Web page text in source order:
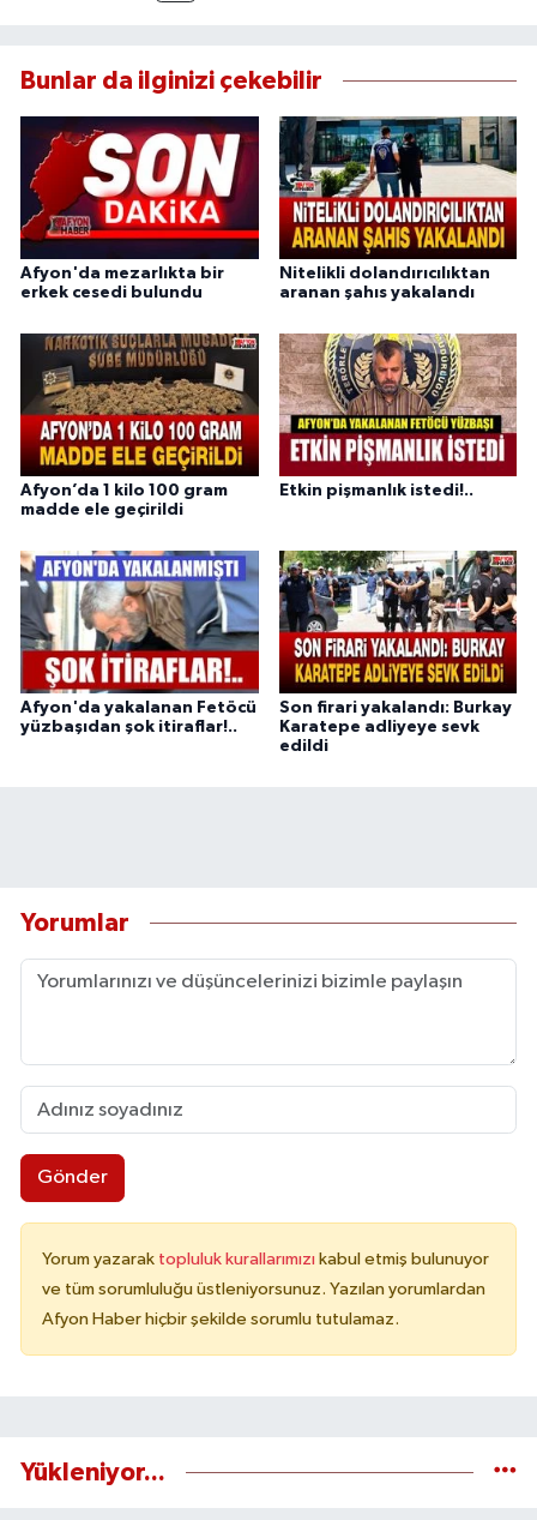
Bunlar da ilginizi çekebilir
Afyon'da mezarlıkta bir
erkek cesedi bulundu
Nitelikli dolandırıcılıktan
aranan şahıs yakalandı
Afyon’da 1 kilo 100 gram
madde ele geçirildi
Etkin pişmanlık istedi!..
Afyon'da yakalanan Fetöcü
yüzbaşıdan şok itiraflar!..
Son firari yakalandı: Burkay
Karatepe adliyeye sevk
edildi
Yorumlar
Gönder
Yorum yazarak topluluk kurallarımızı kabul etmiş bulunuyor
ve tüm sorumluluğu üstleniyorsunuz. Yazılan yorumlardan
Afyon Haber hiçbir şekilde sorumlu tutulamaz.
Yükleniyor...